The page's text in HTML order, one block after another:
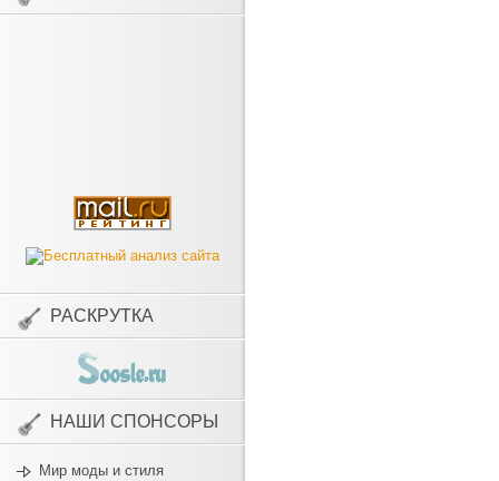
РАСКРУТКА
НАШИ СПОНСОРЫ
Мир моды и стиля